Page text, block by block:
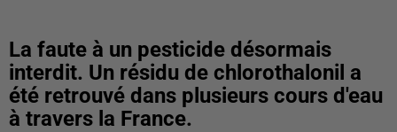
La faute à un pesticide désormais
interdit. Un résidu de chlorothalonil a
été retrouvé dans plusieurs cours d'eau
à travers la France.